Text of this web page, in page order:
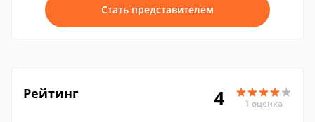
Стать представителем
Рейтинг 4 1 оценка